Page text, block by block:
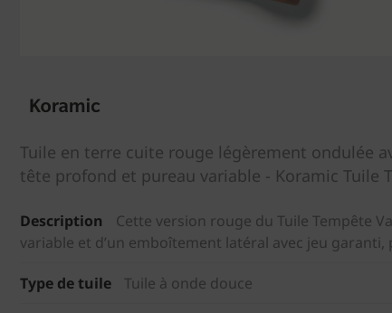
Tuile en terre cuite rouge légèrement ondulée
tête profond et pureau variable - Koramic Tuile
Description
Cette version rouge du Tuile Tempête
variable et d’un emboîtement latéral avec jeu garanti,
Type de tuile Tuile à onde douce